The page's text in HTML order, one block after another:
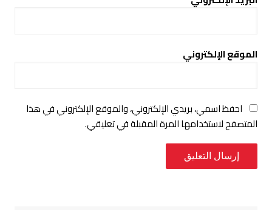
الموقع الإلكتروني
احفظ اسمي، بريدي الإلكتروني، والموقع الإلكتروني في هذا
المتصفح لاستخدامها المرة المقبلة في تعليقي.